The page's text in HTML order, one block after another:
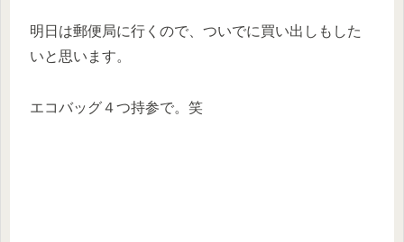
明日は郵便局に行くので、ついでに買い出しもした
いと思います。
エコバッグ４つ持参で。笑